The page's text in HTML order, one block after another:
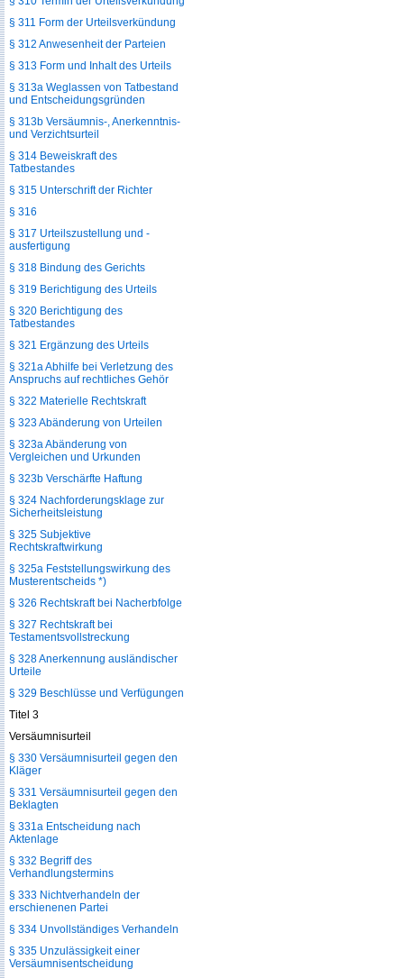
§ 311 Form der Urteilsverkündung
§ 312 Anwesenheit der Parteien
§ 313 Form und Inhalt des Urteils
§ 313a Weglassen von Tatbestand
und Entscheidungsgründen
§ 313b Versäumnis-, Anerkenntnis-
und Verzichtsurteil
§ 314 Beweiskraft des
Tatbestandes
§ 315 Unterschrift der Richter
§ 316
§ 317 Urteilszustellung und -
ausfertigung
§ 318 Bindung des Gerichts
§ 319 Berichtigung des Urteils
§ 320 Berichtigung des
Tatbestandes
§ 321 Ergänzung des Urteils
§ 321a Abhilfe bei Verletzung des
Anspruchs auf rechtliches Gehör
§ 322 Materielle Rechtskraft
§ 323 Abänderung von Urteilen
§ 323a Abänderung von
Vergleichen und Urkunden
§ 323b Verschärfte Haftung
§ 324 Nachforderungsklage zur
Sicherheitsleistung
§ 325 Subjektive
Rechtskraftwirkung
§ 325a Feststellungswirkung des
Musterentscheids *)
§ 326 Rechtskraft bei Nacherbfolge
§ 327 Rechtskraft bei
Testamentsvollstreckung
§ 328 Anerkennung ausländischer
Urteile
§ 329 Beschlüsse und Verfügungen
Titel 3
Versäumnisurteil
§ 330 Versäumnisurteil gegen den
Kläger
§ 331 Versäumnisurteil gegen den
Beklagten
§ 331a Entscheidung nach
Aktenlage
§ 332 Begriff des
Verhandlungstermins
§ 333 Nichtverhandeln der
erschienenen Partei
§ 334 Unvollständiges Verhandeln
§ 335 Unzulässigkeit einer
Versäumnisentscheidung